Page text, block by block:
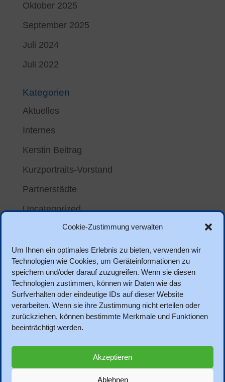
Cookie-Zustimmung verwalten
Um Ihnen ein optimales Erlebnis zu bieten, verwenden wir
Technologien wie Cookies, um Geräteinformationen zu
speichern und/oder darauf zuzugreifen. Wenn sie diesen
Technologien zustimmen, können wir Daten wie das
Surfverhalten oder eindeutige IDs auf dieser Website
verarbeiten. Wenn sie ihre Zustimmung nicht erteilen oder
zurückziehen, können bestimmte Merkmale und Funktionen
beeinträchtigt werden.
Akzeptieren
Ablehnen
Oktober 2025
September 2025
Juli 2024
Juli 2022
Kategorien
Aktuelles
Internes
Kerstin Beitrag
Kurzportraits-Vorstand
Partnerstädte
Uncategorized
Anmelden
Eintrags-Feed
Kommentar-Feed
WordPress.org